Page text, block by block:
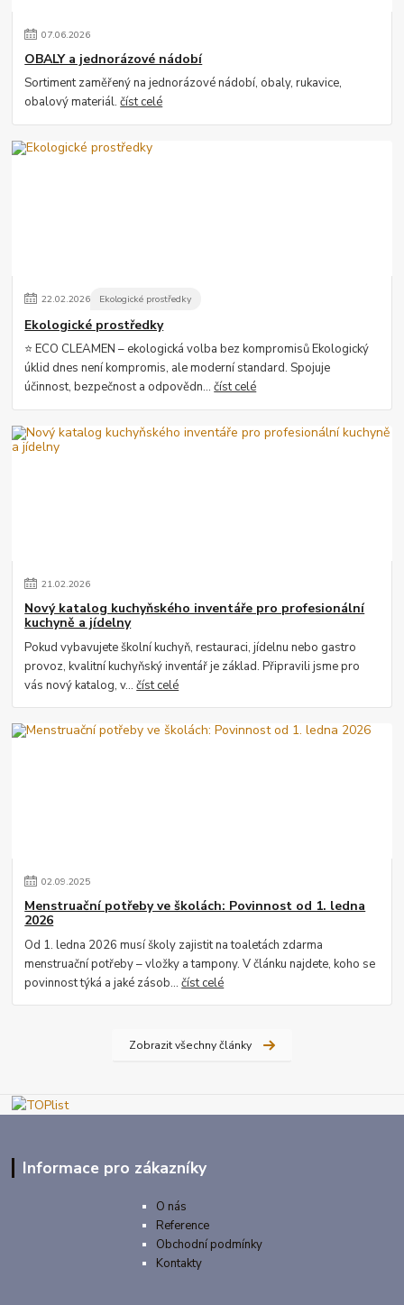
07.06.2026
OBALY a jednorázové nádobí
Sortiment zaměřený na jednorázové nádobí, obaly, rukavice,
obalový materiál.číst celé
22.02.2026 Ekologické prostředky
Ekologické prostředky
⭐ ECO CLEAMEN – ekologická volba bez kompromisů Ekologický
úklid dnes není kompromis, ale moderní standard. Spojuje
účinnost, bezpečnost a odpovědn...číst celé
21.02.2026
Nový katalog kuchyňského inventáře pro profesionální
kuchyně a jídelny
Pokud vybavujete školní kuchyň, restauraci, jídelnu nebo gastro
provoz, kvalitní kuchyňský inventář je základ. Připravili jsme pro
vás nový katalog, v...číst celé
02.09.2025
Menstruační potřeby ve školách: Povinnost od 1. ledna
2026
Od 1. ledna 2026 musí školy zajistit na toaletách zdarma
menstruační potřeby – vložky a tampony. V článku najdete, koho se
povinnost týká a jaké zásob...číst celé
Zobrazit všechny články
Informace pro zákazníky
O nás
Reference
Obchodní podmínky
Kontakty